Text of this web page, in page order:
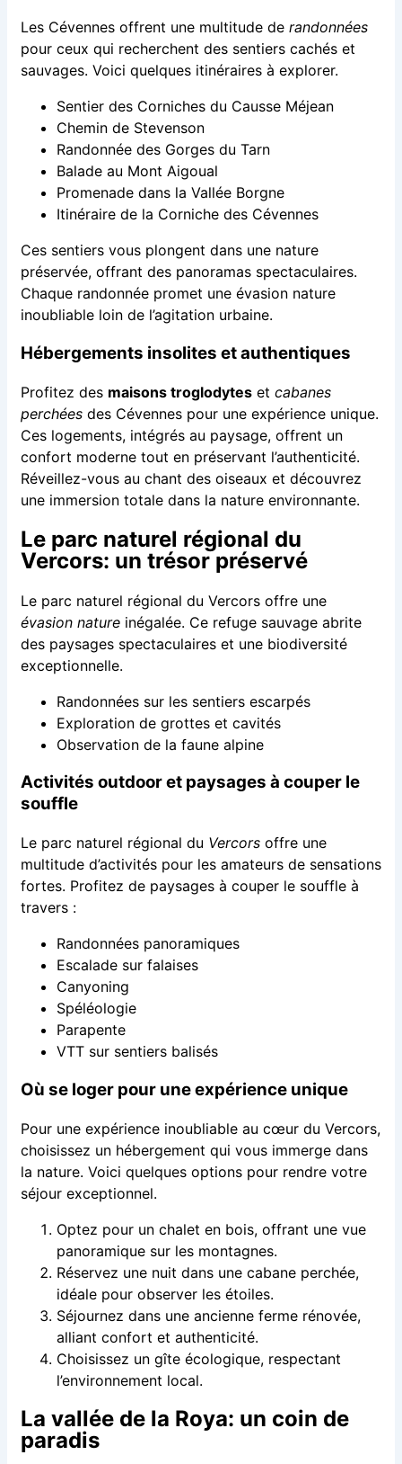
Les Cévennes offrent une multitude de randonnées
pour ceux qui recherchent des sentiers cachés et
sauvages. Voici quelques itinéraires à explorer.
Sentier des Corniches du Causse Méjean
Chemin de Stevenson
Randonnée des Gorges du Tarn
Balade au Mont Aigoual
Promenade dans la Vallée Borgne
Itinéraire de la Corniche des Cévennes
Ces sentiers vous plongent dans une nature
préservée, offrant des panoramas spectaculaires.
Chaque randonnée promet une évasion nature
inoubliable loin de l’agitation urbaine.
Hébergements insolites et authentiques
Profitez des maisons troglodyteset cabanes
perchéesdes Cévennes pour une expérience unique.
Ces logements, intégrés au paysage, offrent un
confort moderne tout en préservant l’authenticité.
Réveillez-vous au chant des oiseaux et découvrez
une immersion totale dans la nature environnante.
Le parc naturel régional du
Vercors: un trésor préservé
Le parc naturel régional du Vercors offre une
évasion natureinégalée. Ce refuge sauvage abrite
des paysages spectaculaires et une biodiversité
exceptionnelle.
Randonnées sur les sentiers escarpés
Exploration de grottes et cavités
Observation de la faune alpine
Activités outdoor et paysages à couper le
souffle
Le parc naturel régional du Vercorsoffre une
multitude d’activités pour les amateurs de sensations
fortes. Profitez de paysages à couper le souffle à
travers :
Randonnées panoramiques
Escalade sur falaises
Canyoning
Spéléologie
Parapente
VTT sur sentiers balisés
Où se loger pour une expérience unique
Pour une expérience inoubliable au cœur du Vercors,
choisissez un hébergement qui vous immerge dans
la nature. Voici quelques options pour rendre votre
séjour exceptionnel.
Optez pour un chalet en bois, offrant une vue
panoramique sur les montagnes.
Réservez une nuit dans une cabane perchée,
idéale pour observer les étoiles.
Séjournez dans une ancienne ferme rénovée,
alliant confort et authenticité.
Choisissez un gîte écologique, respectant
l’environnement local.
La vallée de la Roya: un coin de
paradis